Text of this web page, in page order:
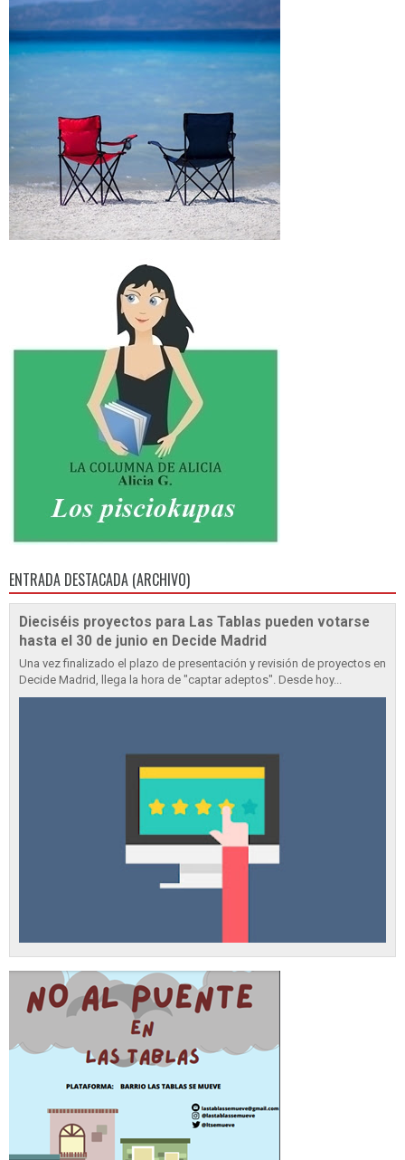
ENTRADA DESTACADA (ARCHIVO)
Dieciséis proyectos para Las Tablas pueden votarse
hasta el 30 de junio en Decide Madrid
Una vez finalizado el plazo de presentación y revisión de proyectos en
Decide Madrid, llega la hora de "captar adeptos". Desde hoy...